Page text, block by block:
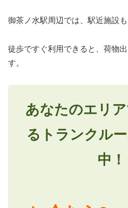
御茶ノ水駅周辺では、駅近施設も
徒歩ですぐ利用できると、荷物
す。
あなたのエリ
るトランクル
中！